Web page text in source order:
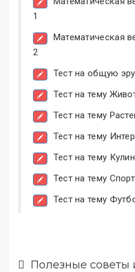
1
Математическая
2
Тест на общую
Тест на тему
Тест на тему
Тест на тему
Тест на тему
Тест на тему Спорт
Тест на тему
Полезные советы